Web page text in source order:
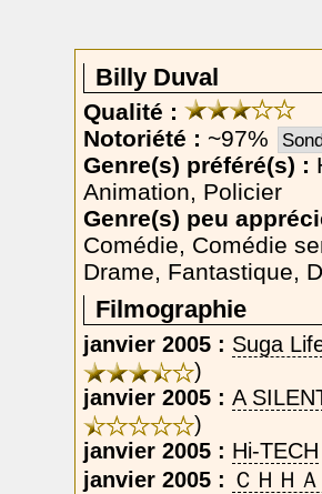
Billy Duval
Qualité :
Notoriété : ~97%
Genre(s) préféré(s) :
Animation, Policier
Genre(s) peu
Comédie, Comédie
Drame, Fantastique,
Filmographie
janvier 2005 : Suga
)
janvier 2005 : A
)
janvier 2005 : Hi-TECH
janvier 2005 : ＣＨＨ